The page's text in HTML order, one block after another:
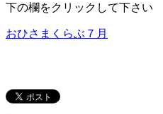
下の欄をクリックして下さい
おひさまくらぶ７月